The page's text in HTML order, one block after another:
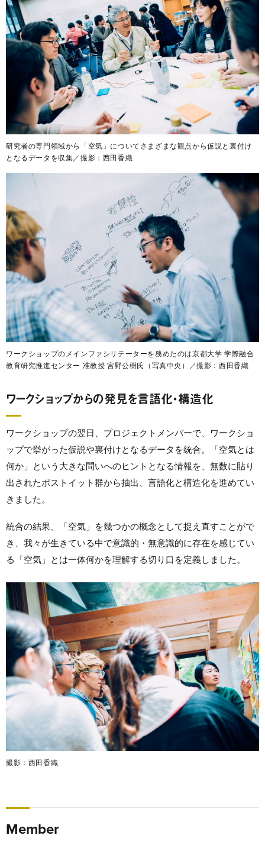
研究者の専門領域から「空気」についてさまざまな観点から仮説と裏付け
となるデータを収集／撮影：西田香織
ワークショップのメインファシリテーターを務めたのは京都大学 学際融合
教育研究推進センター 准教授 宮野公樹氏（写真中央）／撮影：西田香織
ワークショップからの発見を言語化・構造化
ワークショップの翌日、プロジェクトメンバーで、ワークショ
ップで挙がった仮説や裏付けとなるデータを統合。「空気とは
何か」という大きな問いへのヒントとなる情報を、無数に貼り
出されたポストイット群から抽出、言語化と構造化を進めてい
きました。
統合の結果、「空気」を幾つかの概念として捉え直すことがで
き、我々が生きている中で意識的・無意識的に存在を感じてい
る「空気」とは一体何かを理解する切り口を定義しました。
撮影：西田香織
Member